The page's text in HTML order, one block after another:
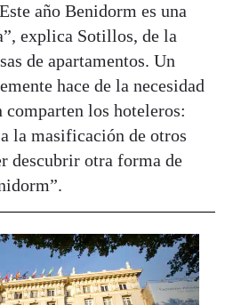
año Benidorm es una
explica Sotillos, de la
de apartamentos. Un
hace de la necesidad
los hoteleros:
la masificación de otros
descubrir otra forma de